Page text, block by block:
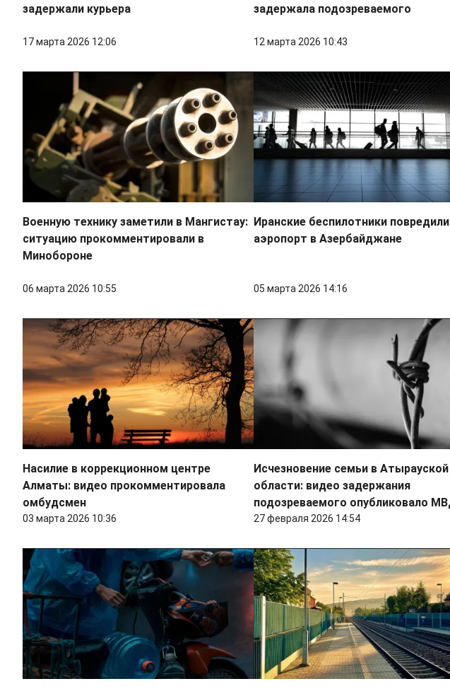
задержали курьера
17 марта 2026 12:06
задержала подозреваемого
12 марта 2026 10:43
Военную технику заметили в Мангистау:
ситуацию прокомментировали в
Минобороне
06 марта 2026 10:55
Иранские беспилотники повредили
аэропорт в Азербайджане
05 марта 2026 14:16
Насилие в коррекционном центре
Алматы: видео прокомментировала
омбудсмен
03 марта 2026 10:36
Исчезновение семьи в Атырауской
области: видео задержания
подозреваемого опубликовало
27 февраля 2026 14:54